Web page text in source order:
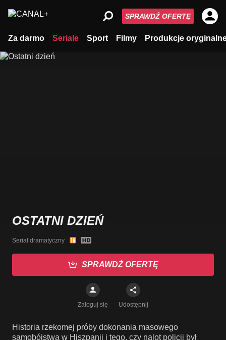
Za darmo Seriale Sport Filmy Produkcje
SPRAWDŹ OFERTĘ
OSTATNI DZIEŃ
Serial dramatyczny
SPRAWDŹ OFERTĘ
Zaloguj się Udostępnij
Historia rzekomej próby dokonania masowego
samobójstwa w Hiszpanii i tego, czy nalot policji był